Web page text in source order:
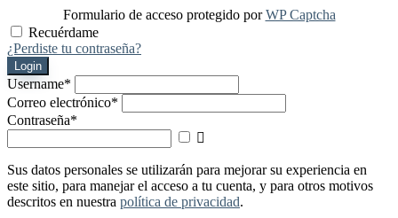
Formulario de acceso protegido porWP Captcha
Recuérdame
¿Perdiste tu contraseña?
Login
Username*
Correo electrónico*
Contraseña*
Sus datos personales se utilizarán para mejorar su experiencia en
este sitio, para manejar el acceso a tu cuenta, y para otros motivos
descritos en nuestra política de privacidad.